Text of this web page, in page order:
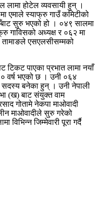
लामा होटेल व्यवसायी हुन् ।
एमाले स्याफ्रु गाउँ कमिटीको
सुरु भएको हो । ०४९ सालमा
गाविसको अध्यक्ष र ०६२ मा
तामाङले एसएलसीसम्मको
टिकट पाएका प्रभात लामा नयाँ
वर्ष भएको छ । उनी ०६४
सदस्य बनेका हुन् । उनी नेपाली
(ख) बाट संयुक्त वाम
गोतामे नेकपा माओवादी
माओवादीले सुरु गरेको
जिम्मेवारी पूरा गर्दै